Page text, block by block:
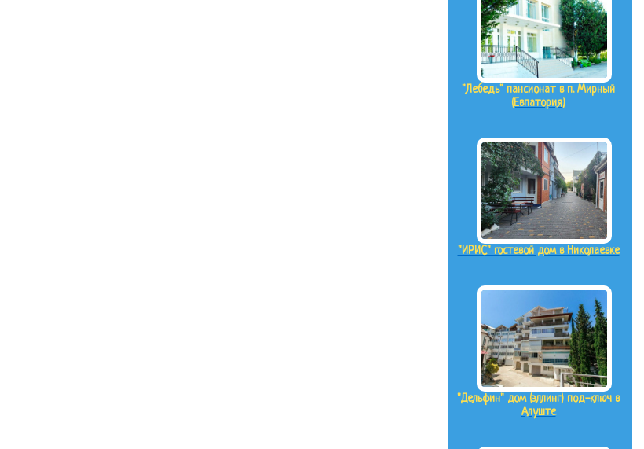
"Лебедь" пансионат в п. Мирный
(Евпатория)
"ИРИС" гостевой дом в Николаевке
"Дельфин" дом (эллинг) под-ключ в
Алуште